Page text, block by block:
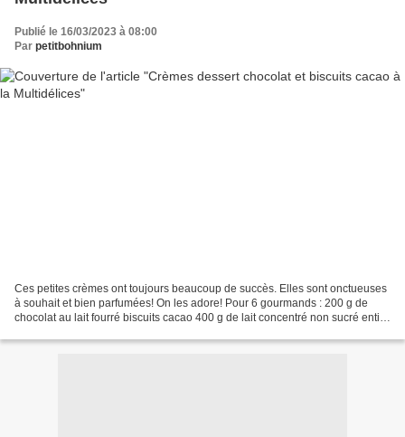
Publié le 16/03/2023 à 08:00
Par petitbohnium
Ces petites crèmes ont toujours beaucoup de succès. Elles sont onctueuses
à souhait et bien parfumées! On les adore! Pour 6 gourmands : 200 g de
chocolat au lait fourré biscuits cacao 400 g de lait concentré non sucré entier